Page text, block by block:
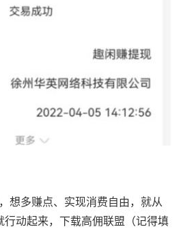
想多赚点、实现消费自由，就从
动起来，下载高佣联盟（记得填